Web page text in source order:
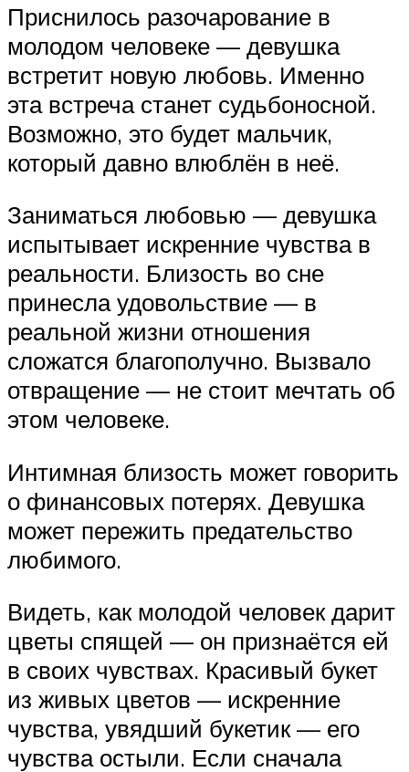
Приснилось разочарование в
молодом человеке — девушка
встретит новую любовь. Именно
эта встреча станет судьбоносной.
Возможно, это будет мальчик,
который давно влюблён в неё.
Заниматься любовью — девушка
испытывает искренние чувства в
реальности. Близость во сне
принесла удовольствие — в
реальной жизни отношения
сложатся благополучно. Вызвало
отвращение — не стоит мечтать об
этом человеке.
Интимная близость может говорить
о финансовых потерях. Девушка
может пережить предательство
любимого.
Видеть, как молодой человек дарит
цветы спящей — он признаётся ей
в своих чувствах. Красивый букет
из живых цветов — искренние
чувства, увядший букетик — его
чувства остыли. Если сначала